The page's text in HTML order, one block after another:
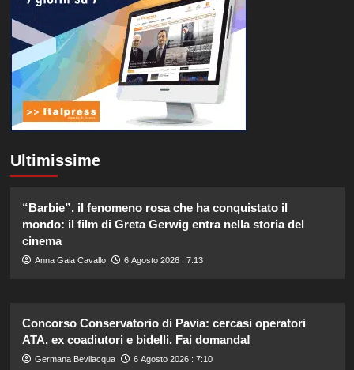
Ultimissime
“Barbie”, il fenomeno rosa che ha conquistato il
mondo: il film di Greta Gerwig entra nella storia del
cinema
Anna Gaia Cavallo 6 Agosto 2026 : 7:13
Concorso Conservatorio di Pavia: cercasi operatori
ATA, ex coadiutori e bidelli. Fai domanda!
Germana Bevilacqua 6 Agosto 2026 : 7:10